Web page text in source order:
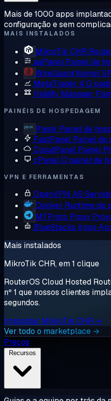
Mais de 1000 apps
configuração e sem
MAIS INSTALADOS
MikroTik CHR
aaPanel Painel de
WireGuard Kernel
MetaTrader 4 O
Hiddify Manager
PAINÉIS DE HOSPEDAGEM
Plesk Painel de
FastPanel Painel de
CloudPanel Painel
cPanelO painel de
VPN E FERRAMENTAS
OpenVPN AS
Docker Runtime de
MTProto Proxy
BlueStacks Apps
Mais instalados
MikroTik CHR, em 1 clique
RouterOS Cloud Hosted
nº 1 que nossos clientes
segundos.
Implantar MikroTik CHR →
Ver todo o marketplace →
Preços